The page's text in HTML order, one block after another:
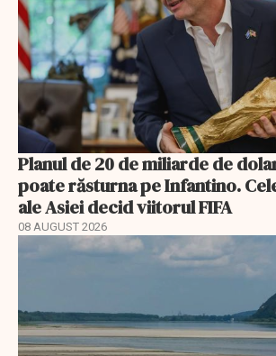
Planul de 20 de miliarde de
poate răsturna pe Infantino.
ale Asiei decid viitorul FIFA
08 AUGUST 2026